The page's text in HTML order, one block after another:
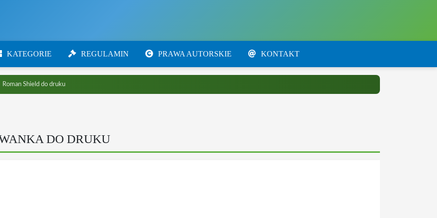
KATEGORIE REGULAMIN PRAWA AUTORSKIE KONTAKT
Roman Shield do druku
DO DRUKU